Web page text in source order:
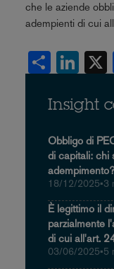
che le aziende
adempienti di cui
Share
Insight
Obbligo di
di capitali: chi
adempimento?
18/12/2025•3
È legittimo il
parzialmente
di cui all'art.
03/06/2025•5